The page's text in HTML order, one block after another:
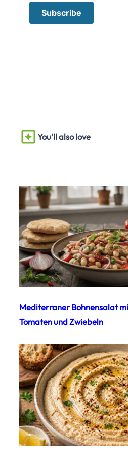
You’ll also love
Mediterraner Bohnensalat
Tomaten und Zwiebeln